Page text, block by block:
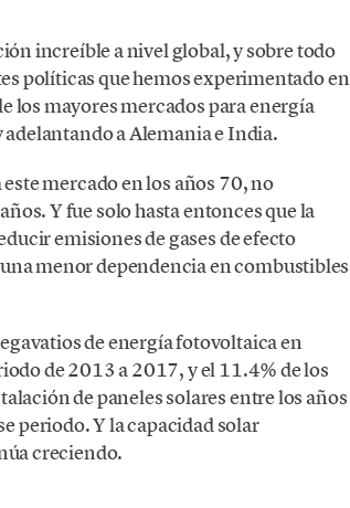
increíble a nivel global, y sobre todo
políticas que hemos experimentado en
los mayores mercados para energía
a Alemania e India.
mercado en los años 70, no
Y fue solo hasta entonces que la
emisiones de gases de efecto
menor dependencia en combustibles
de energía fotovoltaica en
de 2013 a 2017, y el 11.4% de los
de paneles solares entre los años
periodo. Y la capacidad solar
creciendo.